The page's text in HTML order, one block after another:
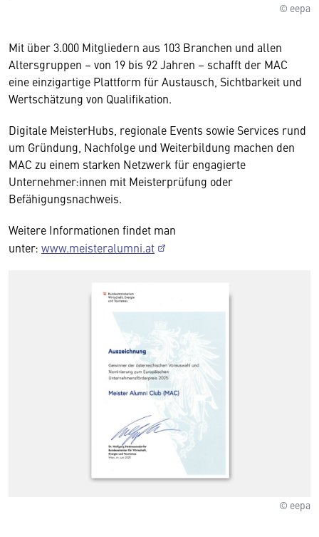
© eepa
Mit über 3.000 Mitgliedern aus 103 Branchen und allen
Altersgruppen – von 19 bis 92 Jahren – schafft der MAC
eine einzigartige Plattform für Austausch, Sichtbarkeit und
Wertschätzung von Qualifikation.
Digitale MeisterHubs, regionale Events sowie Services rund
um Gründung, Nachfolge und Weiterbildung machen den
MAC zu einem starken Netzwerk für engagierte
Unternehmer:innen mit Meisterprüfung oder
Befähigungsnachweis.
Weitere Informationen findet man
unter: www.meisteralumni.at
© eepa